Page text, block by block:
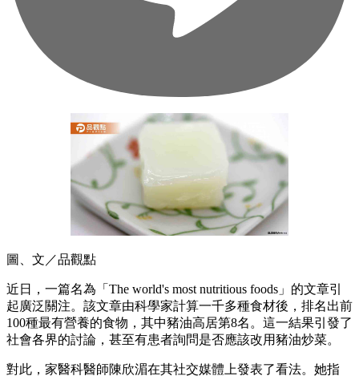
圖、文／品觀點
近日，一篇名為「The world's most nutritious foods」的文章引
起廣泛關注。該文章由科學家計算一千多種食材後，排名出前
100種最有營養的食物，其中豬油高居第8名。這一結果引發了
社會各界的討論，甚至有患者詢問是否應該改用豬油炒菜。
對此，家醫科醫師陳欣湄在其社交媒體上發表了看法。她指